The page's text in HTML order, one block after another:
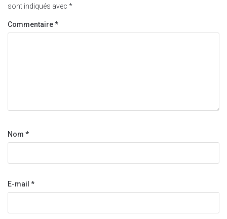
sont indiqués avec *
Commentaire*
Nom *
E-mail *